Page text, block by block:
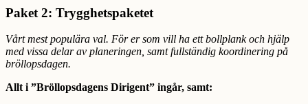
Paket 2: Trygghetspaketet
Vårt mest populära val. För er som vill ha ett bollplank och hjälp
med vissa delar av planeringen, samt fullständig koordinering på
bröllopsdagen.
Allt i ”Bröllopsdagens Dirigent” ingår, samt: